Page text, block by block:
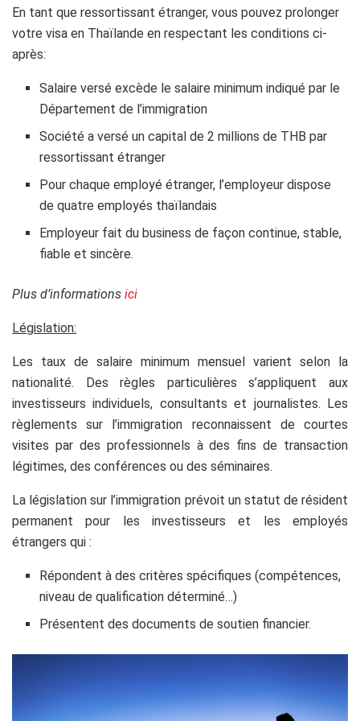
En tant que ressortissant étranger, vous pouvez prolonger
votre visa en Thaïlande en respectant les conditions ci-
après:
Salaire versé excède le salaire minimum indiqué par le
Département de l’immigration
Société a versé un capital de 2 millions de THB par
ressortissant étranger
Pour chaque employé étranger, l’employeur dispose
de quatre employés thaïlandais
Employeur fait du business de façon continue, stable,
fiable et sincère.
Plus d’informations ici
Législation:
Les taux de salaire minimum mensuel varient selon la
nationalité. Des règles particulières s’appliquent aux
investisseurs individuels, consultants et journalistes. Les
règlements sur l’immigration reconnaissent de courtes
visites par des professionnels à des fins de transaction
légitimes, des conférences ou des séminaires.
La législation sur l’immigration prévoit un statut de résident
permanent pour les investisseurs et les employés
étrangers qui :
Répondent à des critères spécifiques (compétences,
niveau de qualification déterminé…)
Présentent des documents de soutien financier.